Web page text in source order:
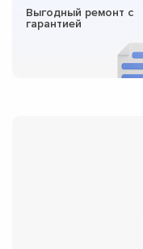
Выгодный ремонт с
гарантией